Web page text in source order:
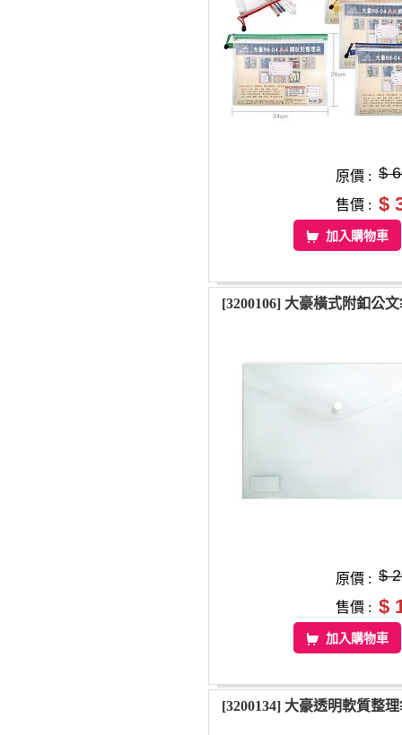
原價 : $
售價 : $
加入購物車
[3200106] 大豪橫式附釦公
原價 : $
售價 : $
加入購物車
[3200134] 大豪透明軟質整